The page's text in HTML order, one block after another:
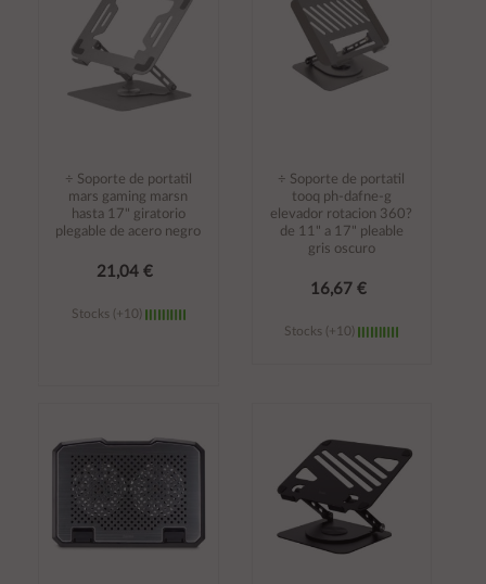
÷ Soporte de portatil
mars gaming marsn
hasta 17" giratorio
plegable de acero negro
21,04 €
Stocks (+10)
carrito
÷ Soporte de portatil
tooq ph-dafne-g
elevador rotacion 360?
de 11" a 17" pleable
gris oscuro
16,67 €
Stocks (+10)
carrito